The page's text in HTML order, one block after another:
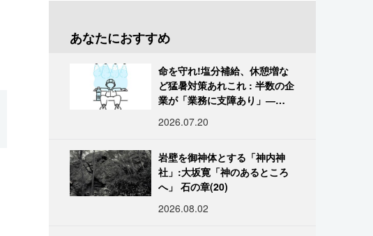
あなたにおすすめ
命を守れ!塩分補給、休憩増な
ど猛暑対策あれこれ : 半数の企
業が「業務に支障あり」―帝
2026.07.20
岩壁を御神体とする「神内神
社」:大坂寛「神のあるところ
へ」 石の章(20)
2026.08.02